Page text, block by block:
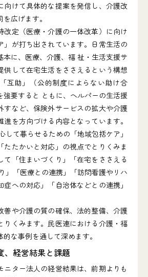
向けて具体的な提案を発信し、介護改
広げます。
定（医療・介護の一体改革）に向け
」が打ち出されています。日常生活の
本に、医療、介護、福 祉・生活支援サ
供して在宅生活をささえるという構想
互助」（公的制度によらない助け合
強要すると ともに、ヘルパーの生活援
すなど、保険外サービスの拡大や介護
進を方向づける内容となっています。
して暮らせるための「地域包括ケア」
たたかいと対応」の視点でとりくみま
て「住まいづくり」「在宅をささえる
」「医療との連携」「訪問看護やリハ
症への対応」「自治体などとの連携」
や介護の質の確保、法的整備、介護
りくみます。民医連における介護・福
な事例を通して深めます。
、経営結果と課題
ター法人の経営結果は、前期よりも